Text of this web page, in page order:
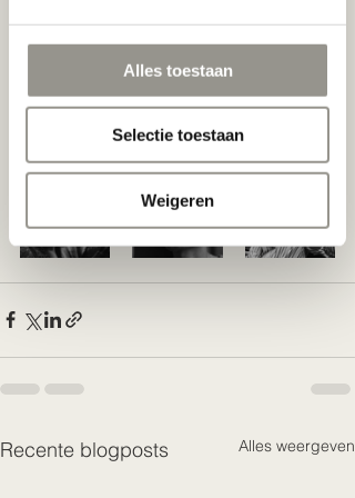
Alles toestaan
Selectie toestaan
Weigeren
Recente blogposts Alles weergeven